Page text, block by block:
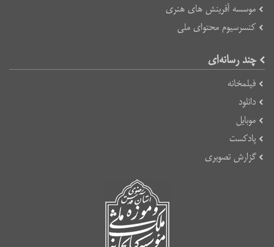
موسسه آفرینش های هنری
کنسرسیوم محتوای ملی
چند رسانه‌ای
فیلمخانه
دانلود
موبایل
پادکست
گزارش تصویری